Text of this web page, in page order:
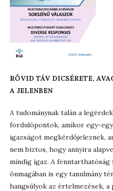
RÖVID TÁV DICSÉRETE,
A JELENBEN
A tudománynak talán a
fordulópontok, amikor egy-
igazságot megkérdőjeleznek,
nem biztos, hogy annyira
mindig igaz. A fenntarthatóság
önmagában is egy tanulmány
hangsúlyok az értelmezések,